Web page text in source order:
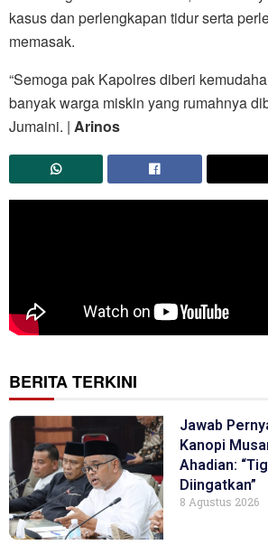
kasus dan perlengkapan tidur serta
memasak.
“Semoga pak Kapolres diberi
banyak warga miskin yang rumahnya
Jumaini. | Arinos
BERITA TERKINI
Jawab
Kanopi
Ahadian:
Diingatkan”
8 Agustus 2026